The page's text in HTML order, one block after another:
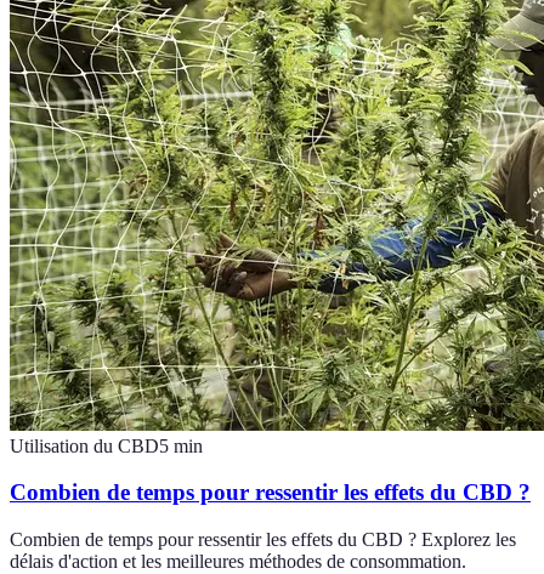
Utilisation du CBD5 min
Combien de temps pour ressentir les effets du CBD ?
Combien de temps pour ressentir les effets du CBD ? Explorez les
délais d'action et les meilleures méthodes de consommation.